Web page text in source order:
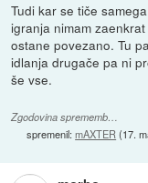
Tudi kar se tiče
igranja nimam
ostane povezano. Tu
idlanja drugače pa ni
še vse.
Zgodovina sprememb…
spremenil:mAXTER(17.